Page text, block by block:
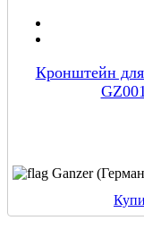
Кронштейн
Ganzer